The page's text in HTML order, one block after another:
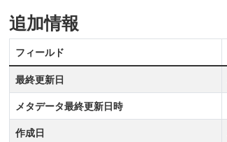
追加情報
フィールド
最終更新日
メタデータ最終更新日時
作成日